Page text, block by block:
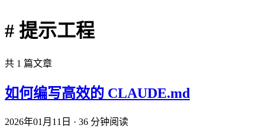
# 提示工程
共 1 篇文章
如何编写高效的 CLAUDE.md
2026年01月11日 · 36 分钟阅读